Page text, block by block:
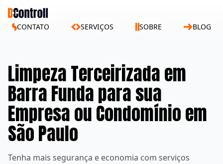
CONTATO SERVIÇOS SOBRE BLOG
Limpeza Terceirizada em
Barra Funda para sua
Empresa ou Condomínio em
São Paulo
Tenha mais segurança e economia com serviços